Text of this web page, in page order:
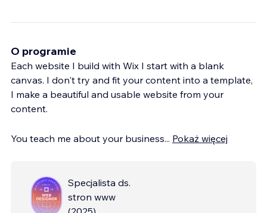
O programie
Each website I build with Wix I start with a blank
canvas. I don't try and fit your content into a template,
I make a beautiful and usable website from your
content.
You teach me about your business... Pokaż więcej
Specjalista ds.
stron www